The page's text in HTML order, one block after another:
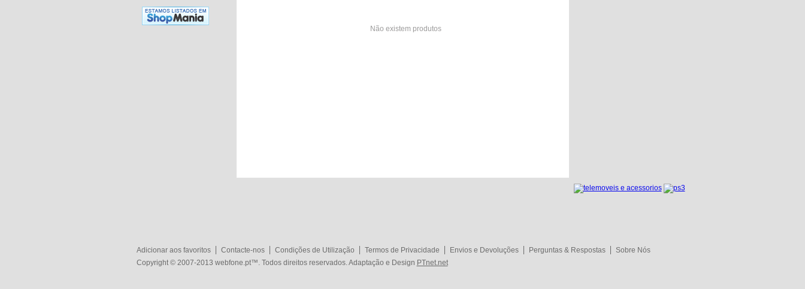
Não existem produtos
Adicionar aos favoritos Contacte-nos Condições de Utilização Termos de Privacidade Envios e Devoluções Perguntas & Respostas
Sobre Nós
Copyright © 2007-2013 webfone.pt™. Todos direitos reservados. Adaptação e Design PTnet.net